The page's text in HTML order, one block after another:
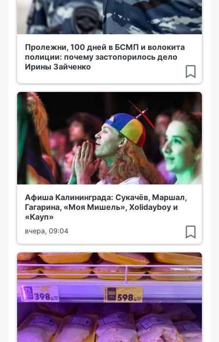
Пролежни, 100 дней в БСМП и волокита
полиции: почему застопорилось дело
Ирины Зайченко
Афиша Калининграда: Сукачёв, Маршал,
Гагарина, «Моя Мишель», Xolidayboy и
«Кауп»
вчера, 09:04